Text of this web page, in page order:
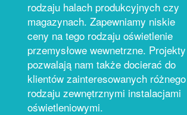
rodzaju halach produkcyjnych czy
magazynach. Zapewniamy niskie
ceny na tego rodzaju oświetlenie
przemysłowe wewnetrzne. Projekty
pozwalają nam także docierać do
klientów zainteresowanych różnego
rodzaju zewnętrznymi instalacjami
oświetleniowymi.